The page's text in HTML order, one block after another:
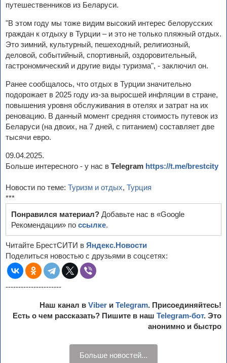
путешественников из Беларуси.
"В этом году мы тоже видим высокий интерес белорусских
граждан к отдыху в Турции – и это не только пляжный отдых.
Это зимний, культурный, пешеходный, религиозный,
деловой, событийный, спортивный, оздоровительный,
гастрономический и другие виды туризма", - заключил он.
Ранее сообщалось, что отдых в Турции значительно
подорожает в 2025 году из-за выросшей инфляции в стране,
повышения уровня обслуживания в отелях и затрат на их
реновацию. В данный момент средняя стоимость путевок из
Беларуси (на двоих, на 7 дней, с питанием) составляет две
тысячи евро.
09.04.2025.
Больше интересного - у нас в Telegram https://t.me/brestcity
Новости по теме: Туризм и отдых, Турция
***
Понравился материал? Добавьте нас в «Google
Рекомендации» по ссылке.
Читайте БрестСИТИ в Яндекс.Новости
Поделиться новостью с друзьями в соцсетях:
----------------------
Наш канал в Viber и Telegram. Присоединяйтесь!
Есть о чем рассказать? Пишите в наш Telegram-бот. Это
анонимно и быстро
Больше новостей...